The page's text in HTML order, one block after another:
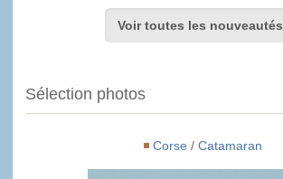
Voir toutes les nouveautés
Sélection photos
Corse / Catamaran